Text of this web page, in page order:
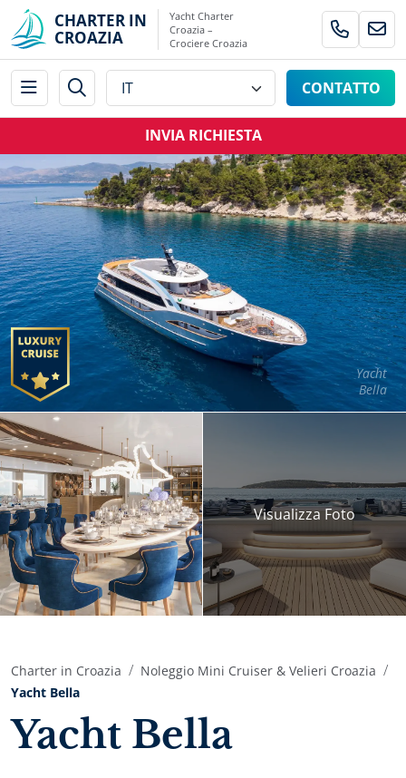
CHARTER IN
CROAZIA
Yacht Charter
Croazia –
Crociere Croazia
CONTATTO
INVIA RICHIESTA
Yacht
Bella
VisualizzaFoto
Charter in Croazia
Noleggio Mini Cruiser & Velieri Croazia
Yacht Bella
Yacht Bella